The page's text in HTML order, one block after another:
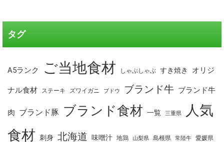
タグ
A5ランク ご当地食材 しゃぶしゃぶ すき焼き オリジ
ナル食材 ステーキ ズワイガニ ブドウ ブランド牛 ブランド牛
肉 ブランド豚 ブランド食材 一覧 三重県
人気
食材 刺身 北海道 味噌汁 地鶏 山梨県 島根県 常陸牛 愛媛県